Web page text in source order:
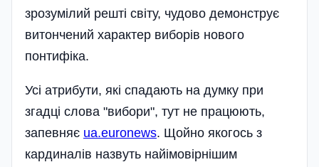
зрозумілий решті світу, чудово демонструє
витончений характер виборів нового
понтифіка.
Усі атрибути, які спадають на думку при
згадці слова "вибори", тут не працюють,
запевняє ua.euronews. Щойно якогось з
кардиналів назвуть найімовірнішим